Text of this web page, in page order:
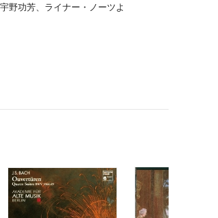
野功芳、ライナー・ノーツよ